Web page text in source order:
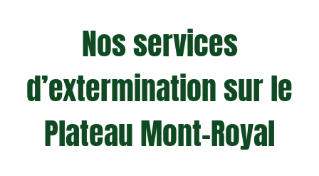
Nos services
d’extermination sur le
Plateau Mont-Royal